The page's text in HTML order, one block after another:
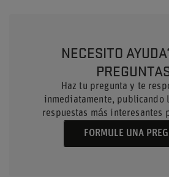
NECESITO
Haz tu pregunta y te
inmediatamente, publicando
respuestas más interesantes
FORMULE UNA